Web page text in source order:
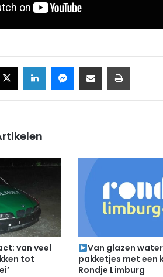
X LinkedInMessenger
Deel via Email Print
van veel
tot
Van glazen
pakketjes met een
Rondje Limburg